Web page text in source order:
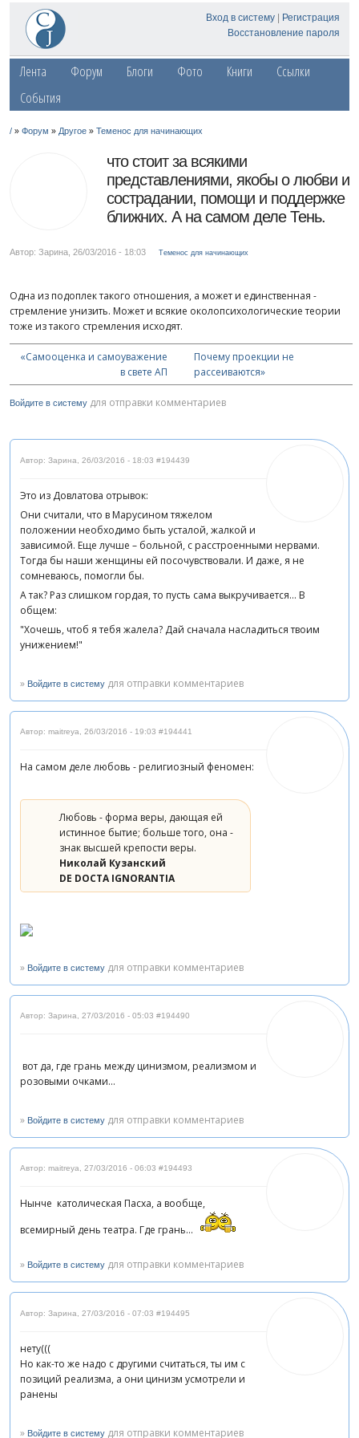
Вход в систему
Регистрация
Восстановление пароля
Лента Форум Блоги Фото Книги
Ссылки
События
/ » Форум » Другое » Теменос для начинающих
что стоит за всякими
представлениями, якобы о любви и
сострадании, помощи и поддержке
ближних. А на самом деле Тень.
Автор: Зарина, 26/03/2016 - 18:03 Теменос для начинающих
Одна из подоплек такого отношения, а может и единственная -
стремление унизить. Может и всякие околопсихологические теории
тоже из такого стремления исходят.
«Самооценка и самоуважение
в свете АП
Почему проекции не
рассеиваются»
Войдите в систему для отправки комментариев
Автор: Зарина 26/03/2016 - 18:03 #194439
Это из Довлатова отрывок:
Они считали, что в Марусином тяжелом
положении необходимо быть усталой, жалкой и
зависимой. Еще лучше – больной, с расстроенными нервами.
Тогда бы наши женщины ей посочувствовали. И даже, я не
сомневаюсь, помогли бы.
А так? Раз слишком гордая, то пусть сама выкручивается… В
общем:
"Хочешь, чтоб я тебя жалела? Дай сначала насладиться твоим
унижением!"
» Войдите в систему для отправки комментариев
Автор: maitreya 26/03/2016 - 19:03 #194441
На самом деле любовь - религиозный феномен:
Любовь - форма веры, дающая ей
истинное бытие; больше того, онa -
знак высшей крепости веры.
Николай Кузанский
DE DOCTA IGNORANTIА
» Войдите в систему для отправки комментариев
Автор: Зарина 27/03/2016 - 05:03 #194490
вот да, где грань между цинизмом, реализмом и
розовыми очками...
» Войдите в систему для отправки комментариев
Автор: maitreya, 27/03/2016 - 06:03 #194493
Нынче католическая Пасха, а вообще,
всемирный день театра. Где грань...
» Войдите в систему для отправки комментариев
Автор: Зарина 27/03/2016 - 07:03 #194495
нету(((
Но как-то же надо с другими считаться, ты им с
позиций реализма, а они цинизм усмотрели и
ранены
» Войдите в систему для отправки комментариев